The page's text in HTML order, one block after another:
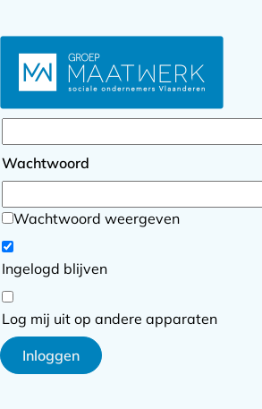
Inloggen
Wachtwoord
Wachtwoord weergeven
Ingelogd blijven
Log mij uit op andere apparaten
Inloggen